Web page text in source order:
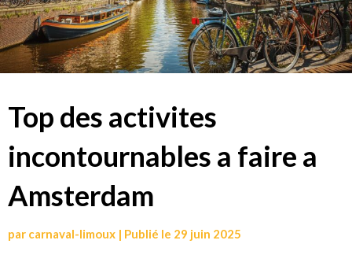
Top des activites
incontournables a faire a
Amsterdam
par carnaval-limoux | Publié le 29 juin 2025